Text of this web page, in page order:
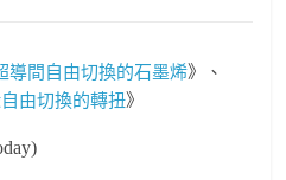
導間自由切換的石墨烯》、
由切換的轉扭》